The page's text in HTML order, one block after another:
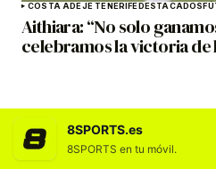
COSTA ADEJE TENERIFE DESTACADOS
Aithiara: “No solo
celebramos la victoria de
8SPORTS.es
8SPORTS en tu móvil.